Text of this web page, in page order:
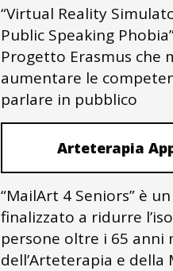
“Virtual Reality
Public Speaking
Progetto Erasmus che
aumentare le
parlare in pubblico
Arteterapia
“MailArt 4 Seniors” è
finalizzato a ridurre
persone oltre i 65 anni
dell’Arteterapia e della